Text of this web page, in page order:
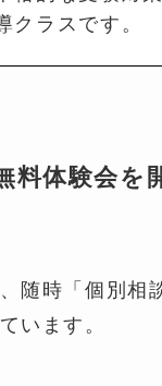
クラスです。
料体験会を
随時「個別相
います。